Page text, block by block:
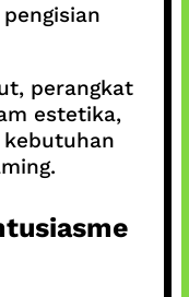
perangkat
estetika,